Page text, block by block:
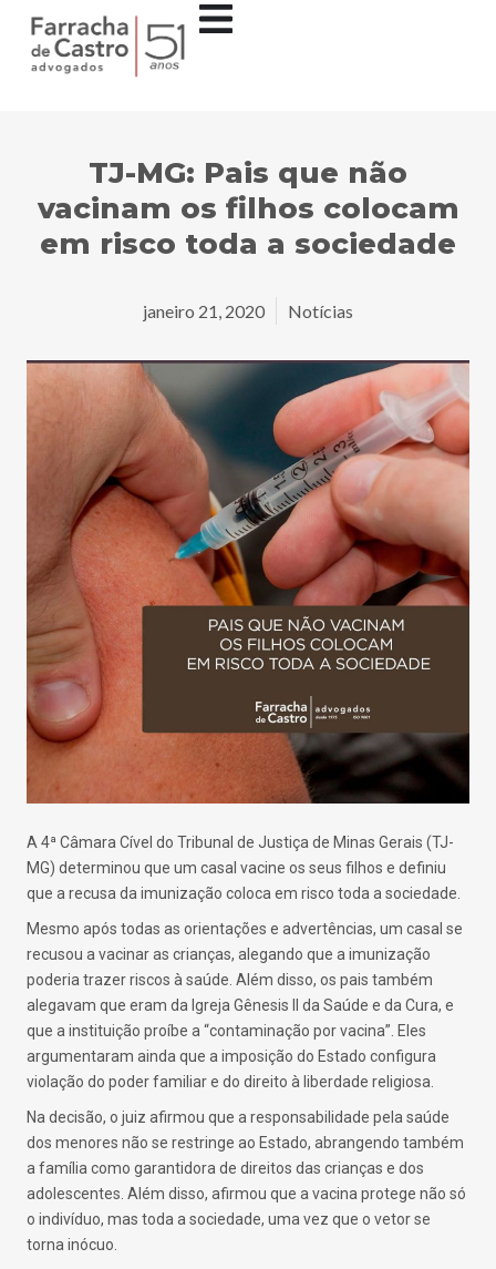
TJ-MG: Pais que não
vacinam os filhos colocam
em risco toda a sociedade
janeiro 21, 2020 Notícias
A 4ª Câmara Cível do Tribunal de Justiça de Minas Gerais (TJ-
MG) determinou que um casal vacine os seus filhos e definiu
que a recusa da imunização coloca em risco toda a sociedade.
Mesmo após todas as orientações e advertências, um casal se
recusou a vacinar as crianças, alegando que a imunização
poderia trazer riscos à saúde. Além disso, os pais também
alegavam que eram da Igreja Gênesis II da Saúde e da Cura, e
que a instituição proíbe a “contaminação por vacina”. Eles
argumentaram ainda que a imposição do Estado configura
violação do poder familiar e do direito à liberdade religiosa.
Na decisão, o juiz afirmou que a responsabilidade pela saúde
dos menores não se restringe ao Estado, abrangendo também
a família como garantidora de direitos das crianças e dos
adolescentes. Além disso, afirmou que a vacina protege não só
o indivíduo, mas toda a sociedade, uma vez que o vetor se
torna inócuo.